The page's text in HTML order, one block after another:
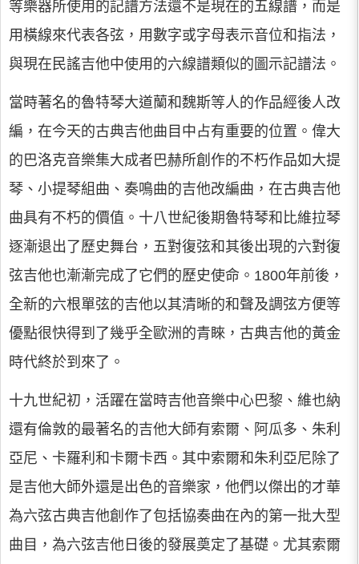
等樂器所使用的記譜方法還不是現在的五線譜，而是
用橫線來代表各弦，用數字或字母表示音位和指法，
與現在民謠吉他中使用的六線譜類似的圖示記譜法。
當時著名的魯特琴大道蘭和魏斯等人的作品經後人改
編，在今天的古典吉他曲目中占有重要的位置。偉大
的巴洛克音樂集大成者巴赫所創作的不朽作品如大提
琴、小提琴組曲、奏鳴曲的吉他改編曲，在古典吉他
曲具有不朽的價值。十八世紀後期魯特琴和比維拉琴
逐漸退出了歷史舞台，五對復弦和其後出現的六對復
弦吉他也漸漸完成了它們的歷史使命。1800年前後，
全新的六根單弦的吉他以其清晰的和聲及調弦方便等
優點很快得到了幾乎全歐洲的青睞，古典吉他的黃金
時代終於到來了。
十九世紀初，活躍在當時吉他音樂中心巴黎、維也納
還有倫敦的最著名的吉他大師有索爾、阿瓜多、朱利
亞尼、卡羅利和卡爾卡西。其中索爾和朱利亞尼除了
是吉他大師外還是出色的音樂家，他們以傑出的才華
為六弦古典吉他創作了包括協奏曲在內的第一批大型
曲目，為六弦吉他日後的發展奠定了基礎。尤其索爾